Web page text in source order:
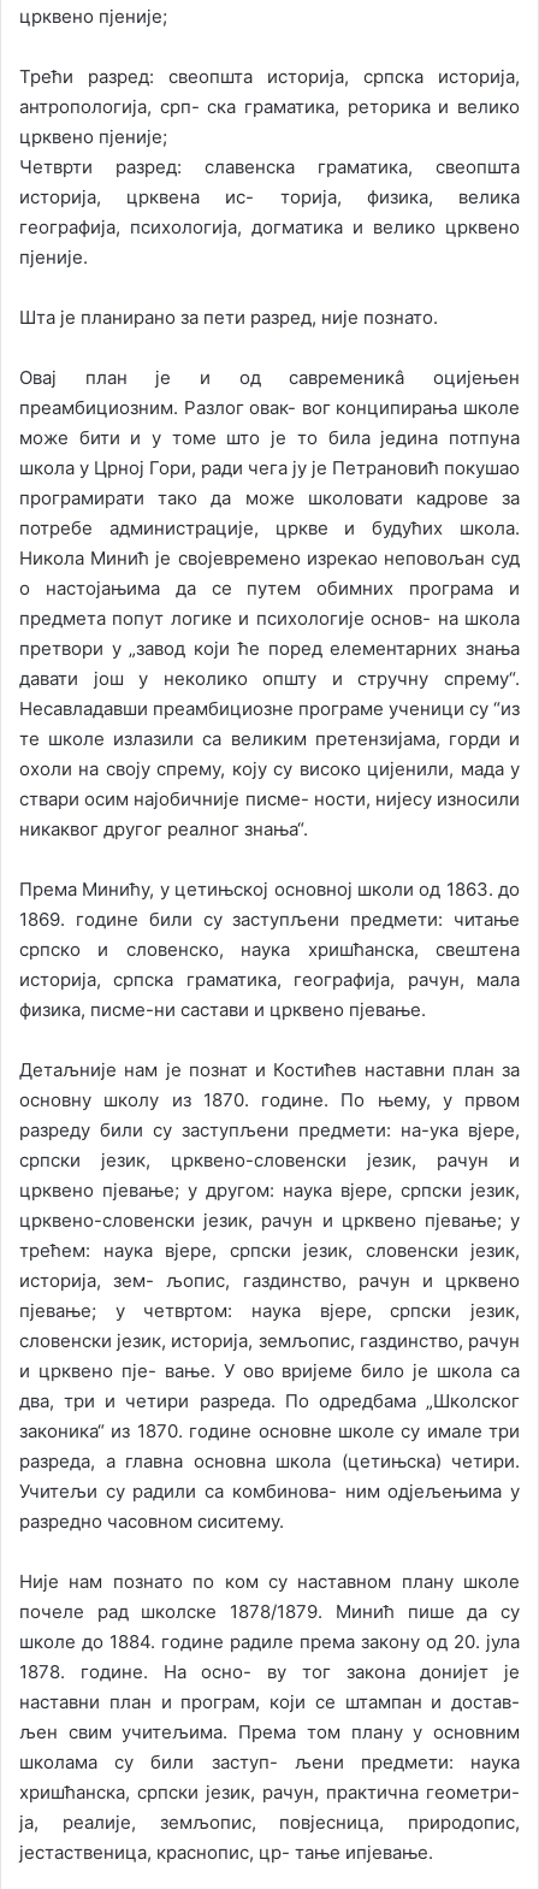
црквено пјеније;
Трећи разред: свеопшта историја, српска историја,
антропологија, срп- ска граматика, реторика и велико
црквено пјеније;
Четврти разред: славенска граматика, свеопшта
историја, црквена ис- торија, физика, велика
географија, психологија, догматика и велико црквено
пјеније.
Шта је планирано за пети разред, није познато.
Овај план је и од савременикâ оцијењен
преамбициозним. Разлог овак- вог конципирања школе
може бити и у томе што је то била једина потпуна
школа у Црној Гори, ради чега ју је Петрановић покушао
програмирати тако да може школовати кадрове за
потребе администрације, цркве и будућих школа.
Никола Минић је својевремено изрекао неповољан суд
о настојањима да се путем обимних програма и
предмета попут логике и психологије основ- на школа
претвори у „завод који ће поред елементарних знања
давати још у неколико општу и стручну спрему“.
Несавладавши преамбициозне програме ученици су “из
те школе излазили са великим претензијама, горди и
охоли на своју спрему, коју су високо цијенили, мада у
ствари осим најобичније писме- ности, нијесу износили
никаквог другог реалног знања“.
Према Минићу, у цетињској основној школи од 1863. до
1869. године били су заступљени предмети: читање
српско и словенско, наука хришћанска, свештена
историја, српска граматика, географија, рачун, мала
физика, писме-ни састави и црквено пјевање.
Детаљније нам је познат и Костићев наставни план за
основну школу из 1870. године. По њему, у првом
разреду били су заступљени предмети: на-ука вјере,
српски језик, црквено-словенски језик, рачун и
црквено пјевање; у другом: наука вјере, српски језик,
црквено-словенски језик, рачун и црквено пјевање; у
трећем: наука вјере, српски језик, словенски језик,
историја, зем- љопис, газдинство, рачун и црквено
пјевање; у четвртом: наука вјере, српски језик,
словенски језик, историја, земљопис, газдинство, рачун
и црквено пје- вање. У ово вријеме било је школа са
два, три и четири разреда. По одредбама „Школског
законика“ из 1870. године основне школе су имале три
разреда, а главна основна школа (цетињска) четири.
Учитељи су радили са комбинова- ним одјељењима у
разредно часовном сиситему.
Није нам познато по ком су наставном плану школе
почеле рад школске 1878/1879. Минић пише да су
школе до 1884. године радиле према закону од 20. јула
1878. године. На осно- ву тог закона донијет је
наставни план и програм, који се штампан и достав-
љен свим учитељима. Према том плану у основним
школама су били заступ- љени предмети: наука
хришћанска, српски језик, рачун, практична геометри-
ја, реалије, земљопис, повјесница, природопис,
јестаственица, краснопис, цр- тање ипјевање.